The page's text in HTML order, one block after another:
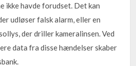
ikke havde forudset. Det kan
udløser falsk alarm, eller en
der driller kameralinsen. Ved
data fra disse hændelser skaber